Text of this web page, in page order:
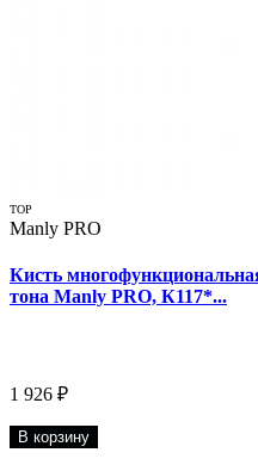
TOP
Manly PRO
Кисть
тона Manly PRO, К117*...
1 926 ₽
В корзину